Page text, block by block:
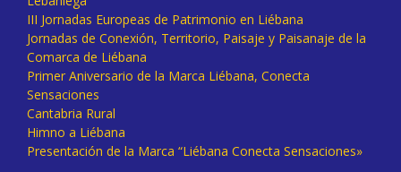
III Jornadas Europeas de Patrimonio en Liébana
Jornadas de Conexión, Territorio, Paisaje y Paisanaje de la
Comarca de Liébana
Primer Aniversario de la Marca Liébana, Conecta
Sensaciones
Cantabria Rural
Himno a Liébana
Presentación de la Marca “Liébana Conecta Sensaciones»